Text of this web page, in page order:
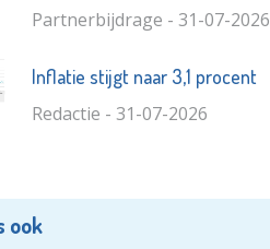
Partnerbijdrage - 31-07-2026
Inflatie stijgt naar 3,1 procent
Redactie - 31-07-2026
ook